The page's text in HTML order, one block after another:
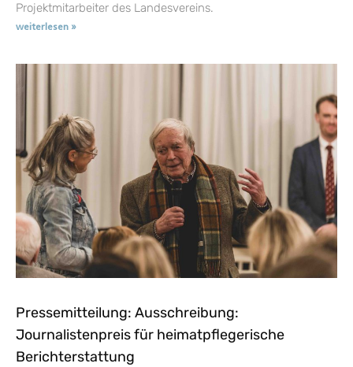
Projektmitarbeiter des Landesvereins.
weiterlesen »
Pressemitteilung: Ausschreibung:
Journalistenpreis für heimatpflegerische
Berichterstattung